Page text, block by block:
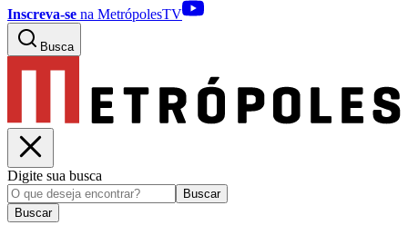
Inscreva-se na MetrópolesTV
Busca
Digite sua busca
Buscar
Buscar